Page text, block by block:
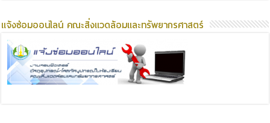
แจ้งซ่อมออนไลน์ คณะสิ่งแวดล้อมและทรัพยากรศาสตร์